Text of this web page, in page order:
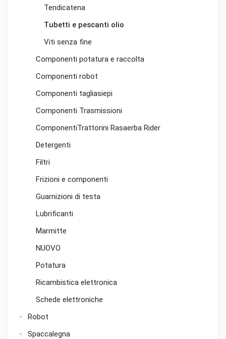
Tendicatena
Tubetti e pescanti olio
Viti senza fine
Componenti potatura e raccolta
Componenti robot
Componenti tagliasiepi
Componenti Trasmissioni
ComponentiTrattorini Rasaerba Rider
Detergenti
Filtri
Frizioni e componenti
Guarnizioni di testa
Lubrificanti
Marmitte
NUOVO
Potatura
Ricambistica elettronica
Schede elettroniche
Robot
Spaccalegna